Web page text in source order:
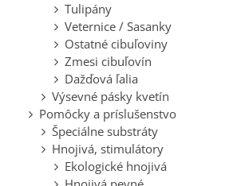
Tulipány
Veternice / Sasanky
Ostatné cibuľoviny
Zmesi cibuľovín
Dažďová ľalia
Výsevné pásky kvetín
Pomôcky a príslušenstvo
Špeciálne substráty
Hnojivá, stimulátory
Ekologické hnojivá